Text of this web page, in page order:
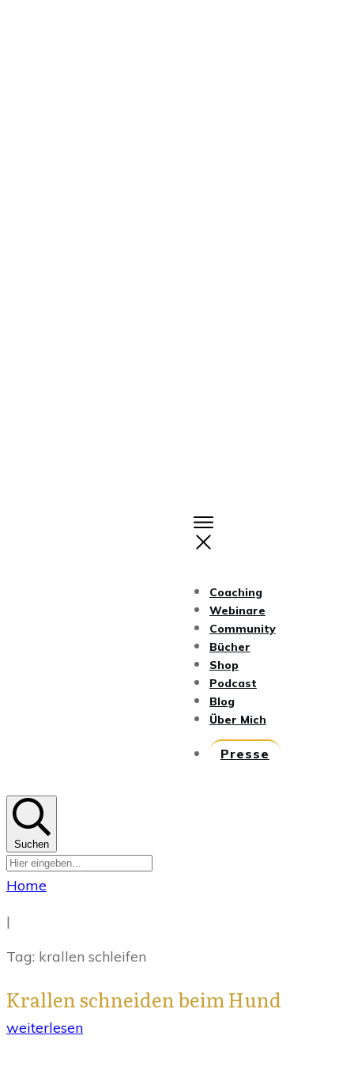
Coaching
Webinare
Community
Bücher
Shop
Podcast
Blog
Über Mich
Presse
Suchen
Home
|
Tag: krallen schleifen
Krallen schneiden beim Hund
weiterlesen